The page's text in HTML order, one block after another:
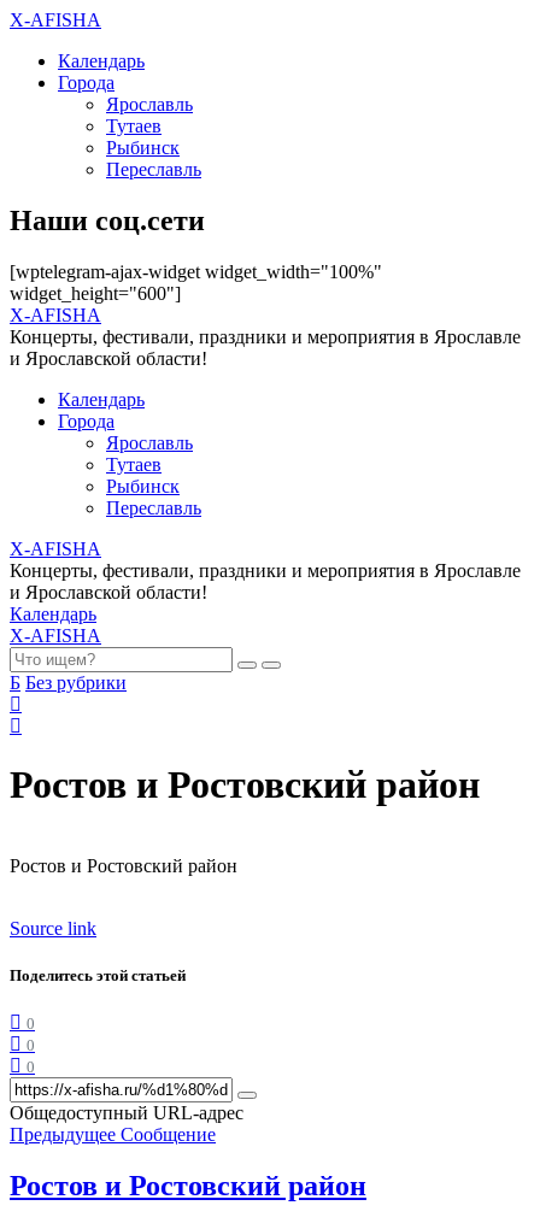
X-AFISHA
Календарь
Города
Ярославль
Тутаев
Рыбинск
Переславль
Наши соц.сети
[wptelegram-ajax-widget widget_width="100%"
widget_height="600"]
X-AFISHA
Концерты, фестивали, праздники и мероприятия в Ярославле
и Ярославской области!
Календарь
Города
Ярославль
Тутаев
Рыбинск
Переславль
X-AFISHA
Концерты, фестивали, праздники и мероприятия в Ярославле
и Ярославской области!
Календарь
X-AFISHA
Б Без рубрики
Ростов и Ростовский район
Ростов и Ростовский район
Source link
Поделитесь этой статьей
0
0
0
Общедоступный URL-адрес
Предыдущее Сообщение
Ростов и Ростовский район